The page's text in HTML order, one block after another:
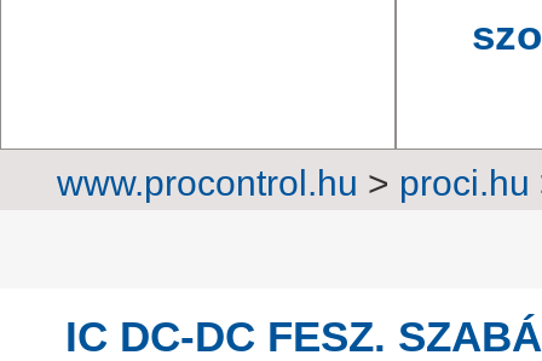
www.procontrol.hu > proci.hu
IC DC-DC FESZ.